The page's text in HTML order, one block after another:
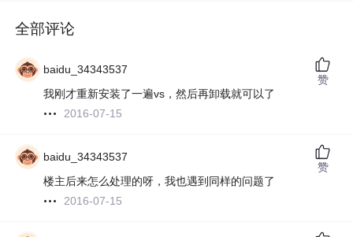
全部评论
baidu_34343537
我刚才重新安装了一遍vs，然后再卸载就可以了
2016-07-15
赞
baidu_34343537
楼主后来怎么处理的呀，我也遇到同样的问题了
2016-07-15
赞